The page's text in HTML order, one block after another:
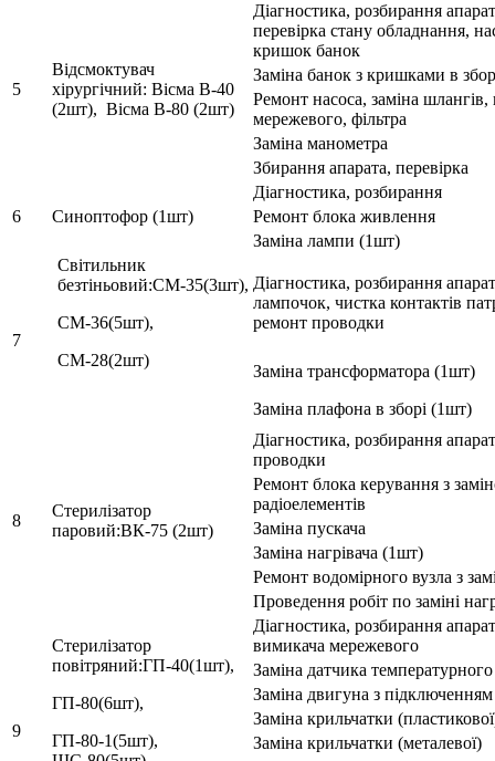
5
Відсмоктувач
хірургічний: Вісма В-40
(2шт), Вісма В-80 (2шт)
Діагностика, розбирання
перевірка стану обладнання,
кришок банок
Заміна банок з кришками в
Ремонт насоса, заміна
мережевого, фільтра
Заміна манометра
Збирання апарата, перевірка
6 Синоптофор (1шт)
Діагностика, розбирання
Ремонт блока живлення
Заміна лампи (1шт)
7
Світильник
безтіньовий:СМ-35(3шт),
СМ-36(5шт),
СМ-28(2шт)
Діагностика, розбирання
лампочок, чистка контактів
ремонт проводки
Заміна трансформатора (1шт)
Заміна плафона в зборі (1шт)
8
Стерилізатор
паровий:ВК-75 (2шт)
Діагностика, розбирання
проводки
Ремонт блока керування з
радіоелементів
Заміна пускача
Заміна нагрівача (1шт)
Ремонт водомірного вузла з
Проведення робіт по заміні
9
Стерилізатор
повітряний:ГП-40(1шт),
ГП-80(6шт),
ГП-80-1(5шт),
Діагностика, розбирання
вимикача мережевого
Заміна датчика температурного
Заміна двигуна з підключенням
Заміна крильчатки
Заміна крильчатки (металевої)